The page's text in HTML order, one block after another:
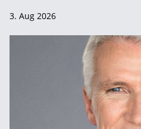
3. Aug 2026